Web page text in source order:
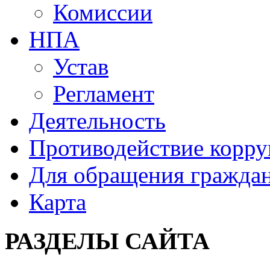
Комиссии
НПА
Устав
Регламент
Деятельность
Противодействие
Для обращения
Карта
РАЗДЕЛЫ САЙТА